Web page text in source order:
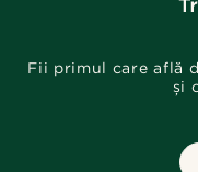
Fii primul care află
și